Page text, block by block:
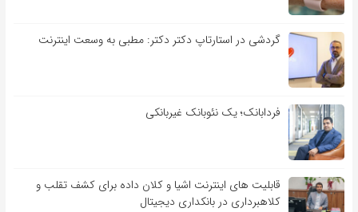
گردشی در استارتاپ دکتر دکتر: مطبی به وسعت اینترنت
فردابانک؛ یک نئوبانک غیربانکی
قابلیت ‏های اینترنت اشیا و کلان‏ داده برای کشف تقلب و
کلاهبرداری در بانکداری دیجیتال